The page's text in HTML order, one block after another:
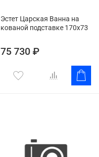
Эстет Царская Ванна на
кованой подставке 170x73
75 730 ₽